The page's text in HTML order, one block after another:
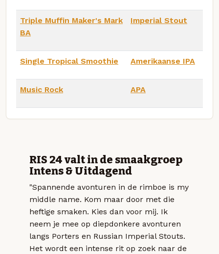
Triple Muffin Maker's Mark
BA
Imperial Stout
Single Tropical Smoothie Amerikaanse IPA
Music Rock APA
RIS 24 valt in de smaakgroep
Intens & Uitdagend
"Spannende avonturen in de rimboe is my
middle name. Kom maar door met die
heftige smaken. Kies dan voor mij. Ik
neem je mee op diepdonkere avonturen
langs Porters en Russian Imperial Stouts.
Het wordt een intense rit op zoek naar de